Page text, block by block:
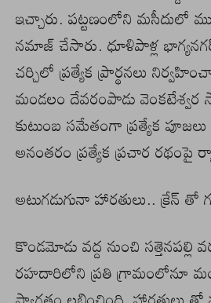
ఇచ్చారు. పట్టణంలోని మసీదులో
నమాజ్ చేసారు. ధూళిపాళ్ల
చర్చిలో ప్రత్యేక ప్రార్థనలు
మండలం దేవరంపాడు
కుటుంబ సమేతంగా ప్రత్యేక
అనంతరం ప్రత్యేక ప్రచార రథంపై
అటుగడుగునా హారతులు.. క్రేన్
కొండమోడు వద్ద నుంచి సత్తెనపల్లి
రహదారిలోని ప్రతి గ్రామంలోనూ